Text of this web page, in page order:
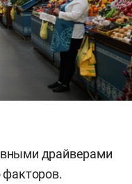
драйверами
факторов.